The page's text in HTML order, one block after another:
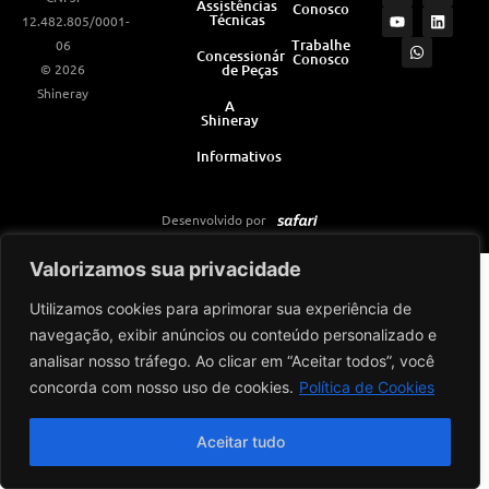
Valorizamos sua privacidade
Utilizamos cookies para aprimorar sua experiência de
navegação, exibir anúncios ou conteúdo personalizado e
analisar nosso tráfego. Ao clicar em “Aceitar todos”, você
concorda com nosso uso de cookies. Política de Cookies
Aceitar tudo
12.482.805/0001-
06
© 2026
Shineray
Assistências
Técnicas
Concessionárias
de Peças
A
Shineray
Informativos
Conosco
Trabalhe
Conosco
s
t
a
c
e
u
t
u
n
k
a
s
a
Desenvolvido por